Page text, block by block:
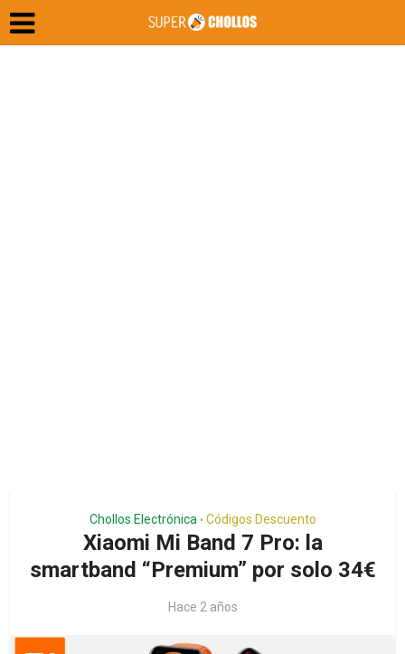
Chollos Electrónica • Códigos Descuento
Xiaomi Mi Band 7 Pro: la
smartband “Premium” por solo 34€
Hace 2 años